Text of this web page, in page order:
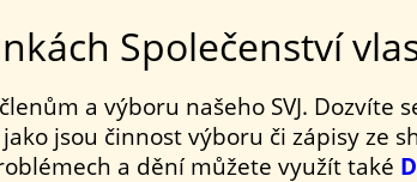
Společenství
a výboru našeho SVJ. Dozvíte
jsou činnost výboru či zápisy ze
a dění můžete využít také